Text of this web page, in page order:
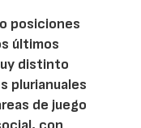
posiciones
últimos
distinto
plurianuales
de juego